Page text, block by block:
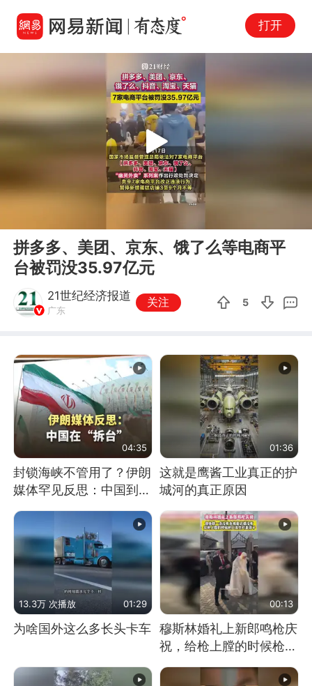
打开
Play
拼多多、美团、京东、饿了么等电商平
台被罚没35.97亿元
21世纪经济报道
广东
关注 5
04:35
封锁海峡不管用了？伊朗
媒体罕见反思：中国到底
是不是在"拆台"
01:36
这就是鹰酱工业真正的护
城河的真正原因
13.3万 次播放 01:29
为啥国外这么多长头卡车
00:13
穆斯林婚礼上新郎鸣枪庆
祝，给枪上膛的时候枪口